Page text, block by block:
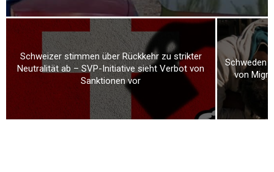
Schweizer stimmen über Rückkehr zu strikter
Neutralität ab – SVP-Initiative sieht Verbot von
Sanktionen vor
Schweden
von